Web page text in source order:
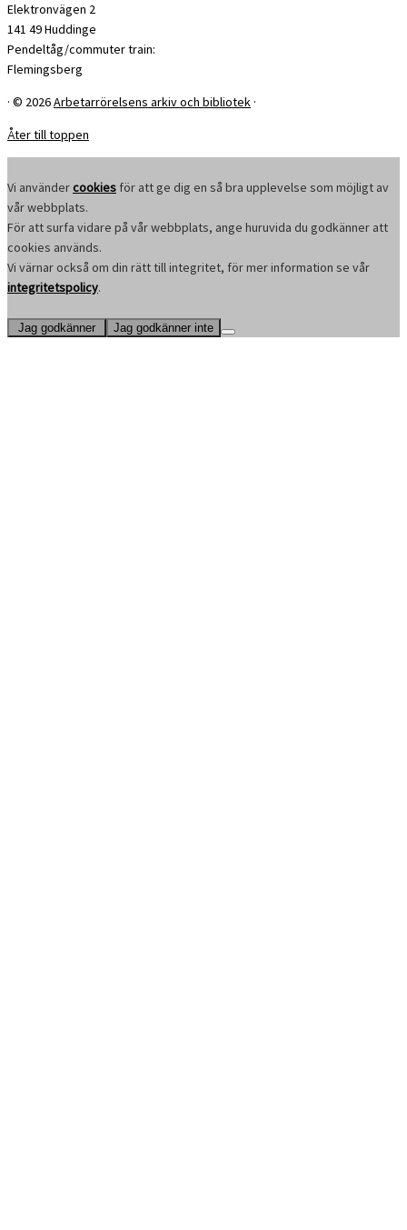
Elektronvägen 2
141 49 Huddinge
Pendeltåg/commuter train:
Flemingsberg
· © 2026Arbetarrörelsens arkiv och bibliotek ·
Åter till toppen
Vi användercookies för att ge dig en så bra upplevelse som möjligt av
vår webbplats.
För att surfa vidare på vår webbplats, ange huruvida du godkänner att
cookies används.
Vi värnar också om din rätt till integritet, för mer information se vår
integritetspolicy.
Jag godkänner Jag godkänner inte